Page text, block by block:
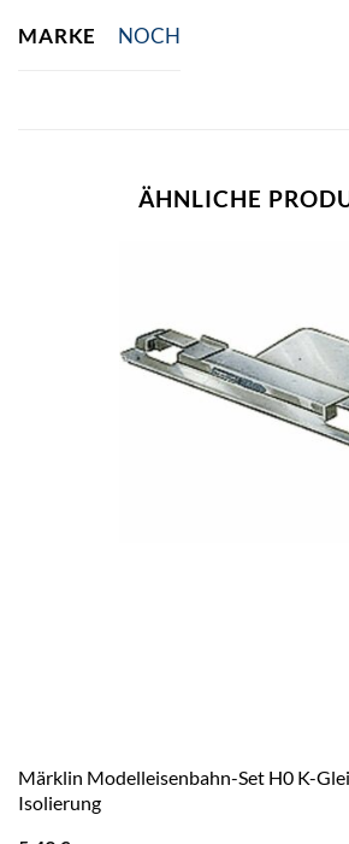
MARKE NOCH
ÄHNLICHE
Märklin Modelleisenbahn-Set H0 K-
Isolierung